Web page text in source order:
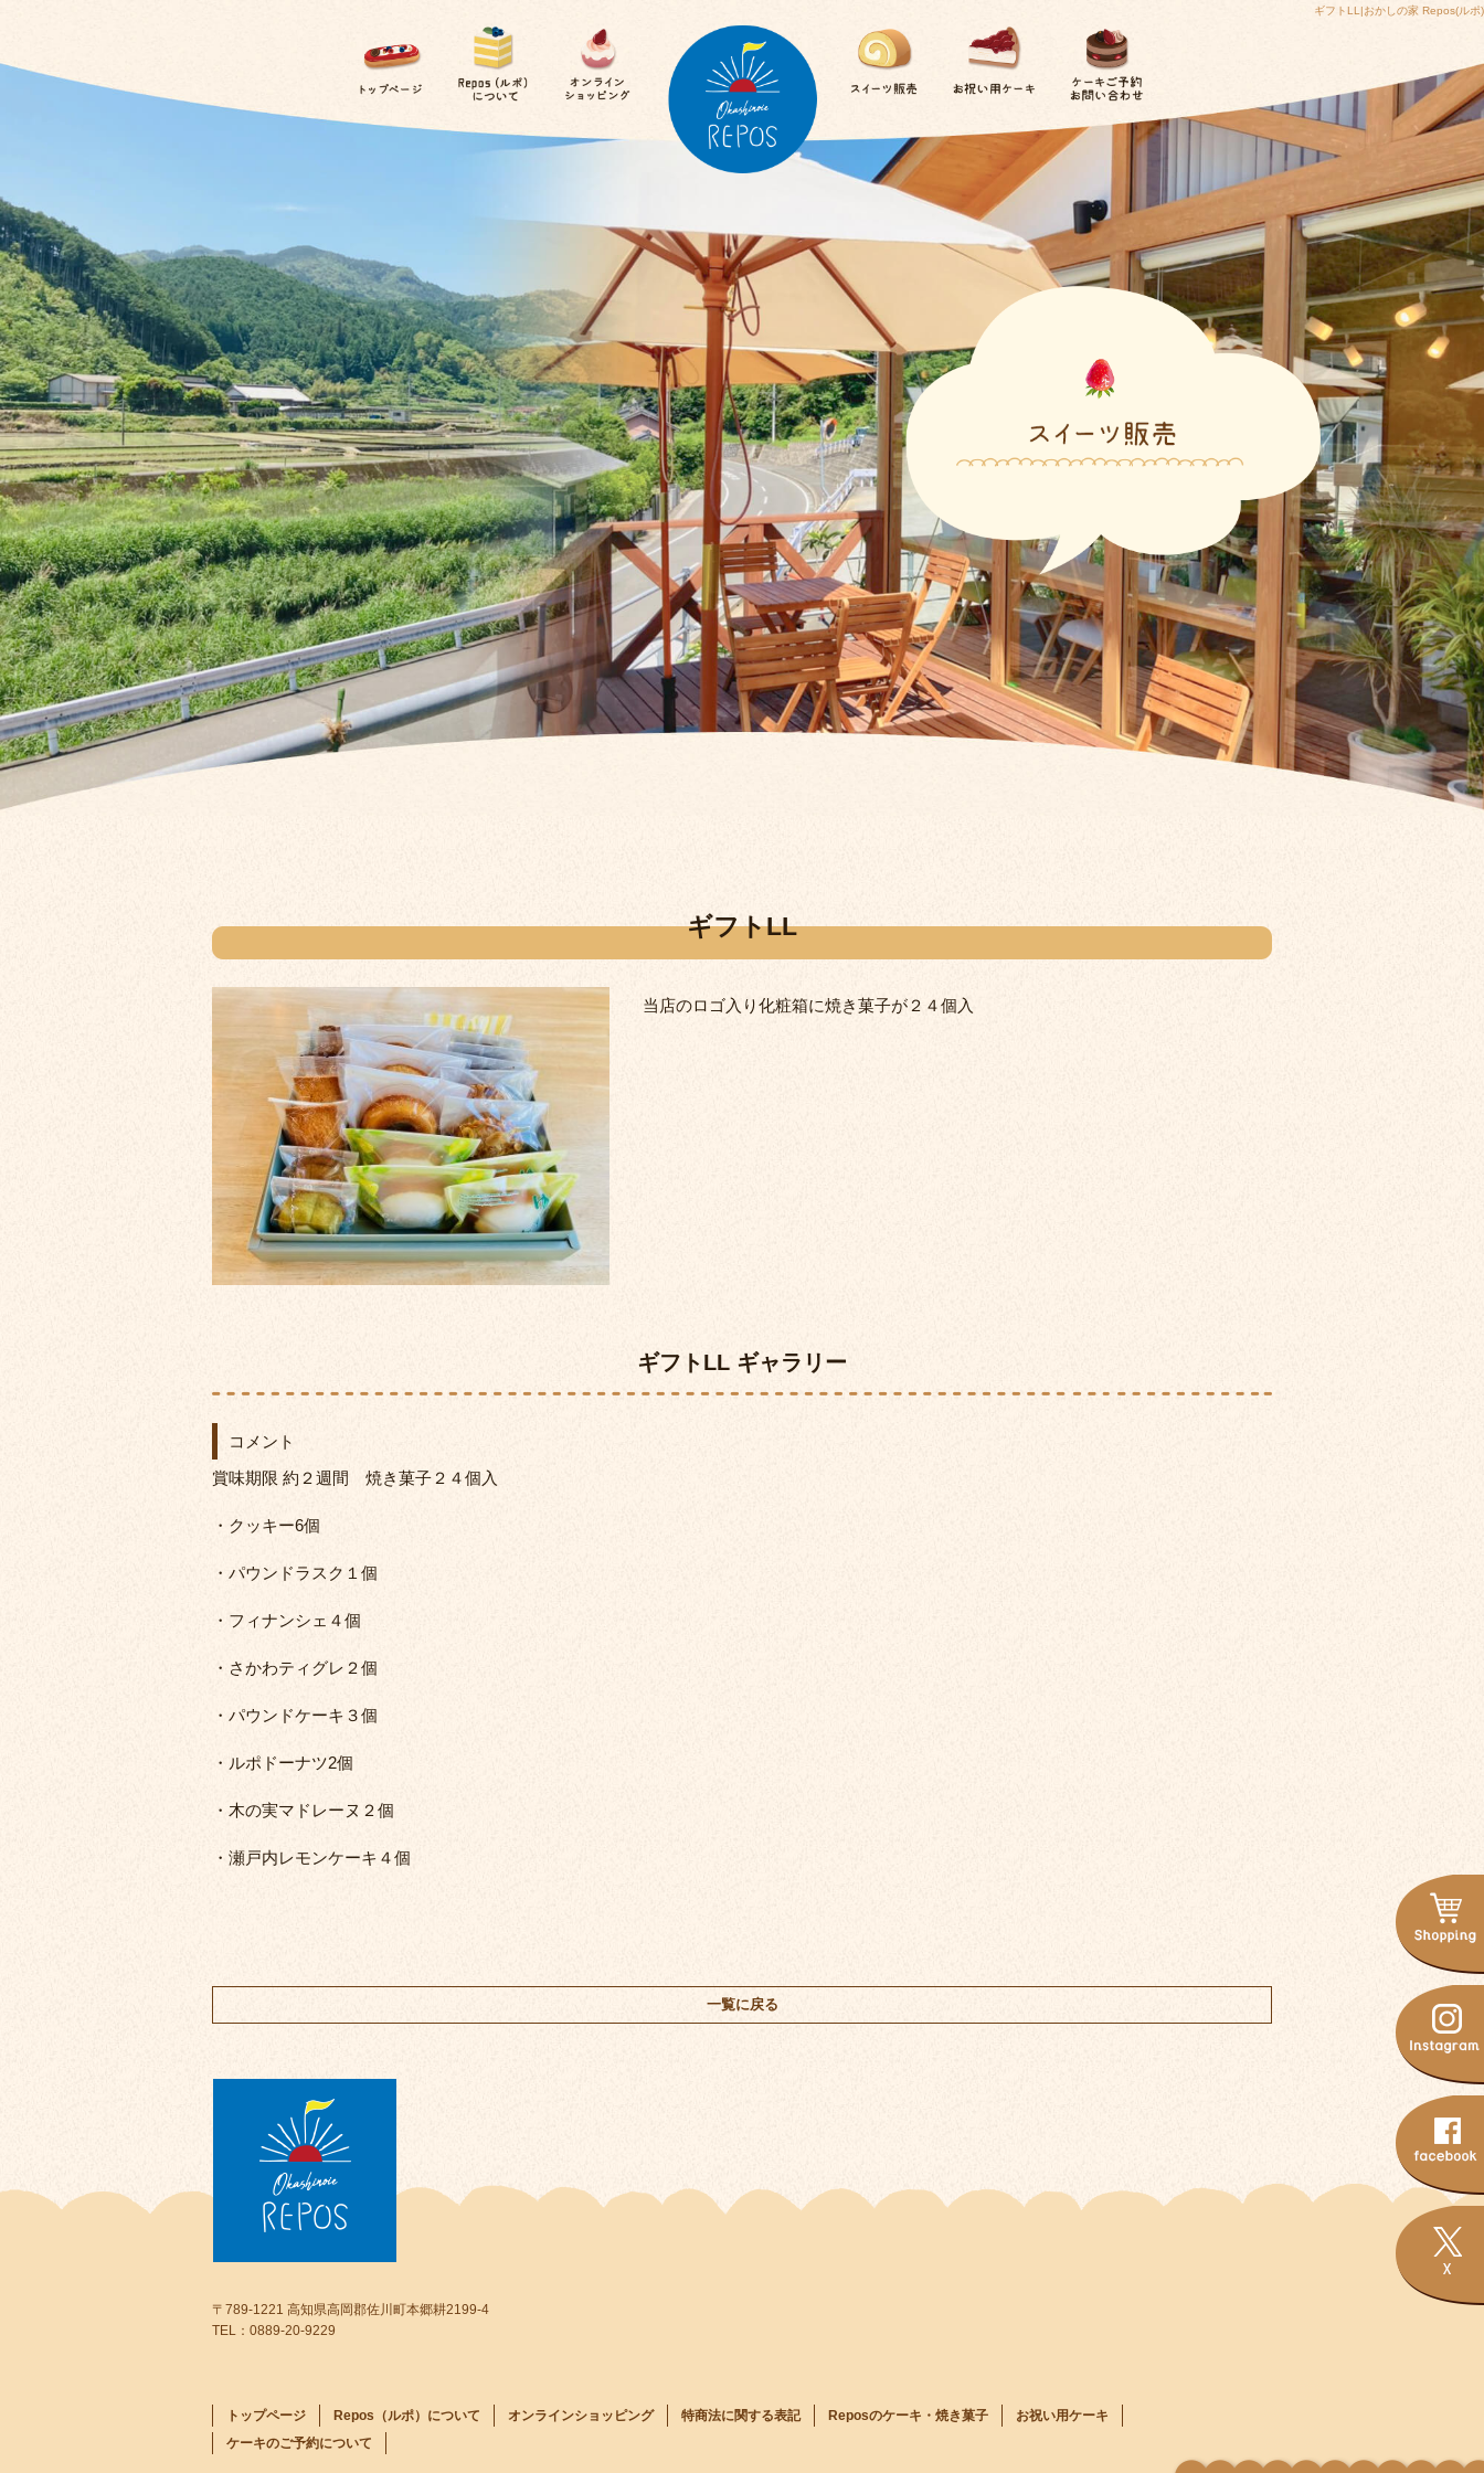
ギフトLL|おかしの家 Repos(ルポ)
ギフトLL
当店のロゴ入り化粧箱に焼き菓子が２４個入
ギフトLL ギャラリー
コメント
賞味期限 約２週間 焼き菓子２４個入
・クッキー6個
・パウンドラスク１個
・フィナンシェ４個
・さかわティグレ２個
・パウンドケーキ３個
・ルポドーナツ2個
・木の実マドレーヌ２個
・瀬戸内レモンケーキ４個
一覧に戻る
トップページ Repos（ルポ）について オンラインショッピング 特商法に関する表記 Reposのケーキ・焼き菓子
お祝い用ケーキ
ケーキのご予約について
〒789-1221 高知県高岡郡佐川町本郷耕2199-4
TEL：0889-20-9229